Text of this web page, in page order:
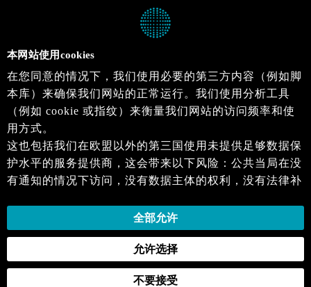
本网站使用cookies
在您同意的情况下，我们使用必要的第三方内容（例如脚
本库）来确保我们网站的正常运行。我们使用分析工具
（例如 cookie 或指纹）来衡量我们网站的访问频率和使
用方式。
这也包括我们在欧盟以外的第三国使用未提供足够数据保
护水平的服务提供商，这会带来以下风险：公共当局在没
有通知的情况下访问，没有数据主体的权利，没有法律补
当您同意时，即表示您同意上述活动。您可以撤回您的同
意，并在未来生效。详细信息可以在我们的隐私政策.中
全部允许
允许选择
不要接受